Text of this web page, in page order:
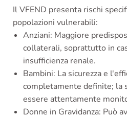
Il VFEND presenta rischi
popolazioni vulnerabili:
Anziani: Maggiore
collaterali, soprattutto in
insufficienza renale.
Bambini: La sicurezza e
completamente definite; la
essere attentamente
Donne in Gravidanza: Può